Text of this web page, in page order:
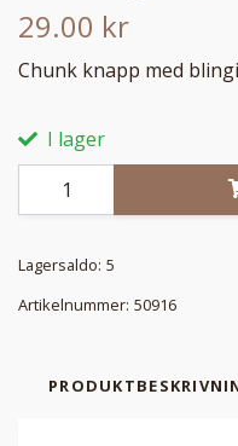
29.00 kr
Chunk knapp med
I lager
Lagersaldo: 5
Artikelnummer: 50916